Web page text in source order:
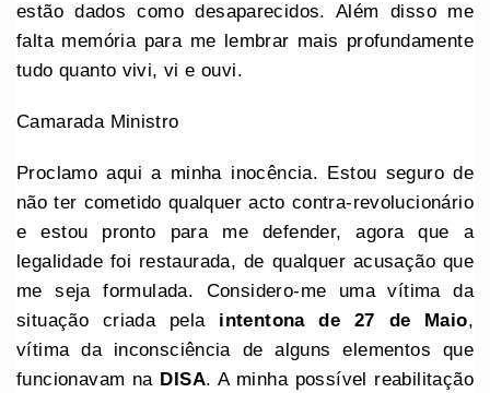
estão dados como desaparecidos. Além disso me
falta memória para me lembrar mais profundamente
tudo quanto vivi, vi e ouvi.
Camarada Ministro
Proclamo aqui a minha inocência. Estou seguro de
não ter cometido qualquer acto contra-revolucionário
e estou pronto para me defender, agora que a
legalidade foi restaurada, de qualquer acusação que
me seja formulada. Considero-me uma vítima da
situação criada pela intentona de 27 de Maio,
vítima da inconsciência de alguns elementos que
funcionavam na DISA. A minha possível reabilitação